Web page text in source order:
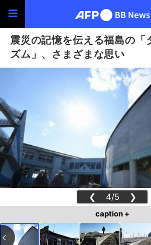
震災の記憶を伝える福島の「
ズム」、さまざまな思い
❮ 4/5 ❯
caption +